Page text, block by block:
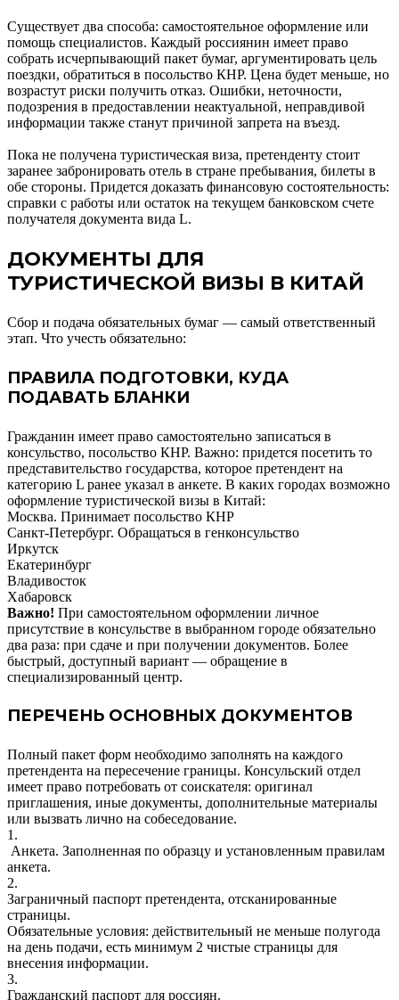
Существует два способа: самостоятельное оформление или
помощь специалистов. Каждый россиянин имеет право
собрать исчерпывающий пакет бумаг, аргументировать цель
поездки, обратиться в посольство КНР. Цена будет меньше, но
возрастут риски получить отказ. Ошибки, неточности,
подозрения в предоставлении неактуальной, неправдивой
информации также станут причиной запрета на въезд.
Пока не получена туристическая виза, претенденту стоит
заранее забронировать отель в стране пребывания, билеты в
обе стороны. Придется доказать финансовую состоятельность:
справки с работы или остаток на текущем банковском счете
получателя документа вида L.
ДОКУМЕНТЫ ДЛЯ
ТУРИСТИЧЕСКОЙ ВИЗЫ В КИТАЙ
Сбор и подача обязательных бумаг — самый ответственный
этап. Что учесть обязательно:
ПРАВИЛА ПОДГОТОВКИ, КУДА
ПОДАВАТЬ БЛАНКИ
Гражданин имеет право самостоятельно записаться в
консульство, посольство КНР. Важно: придется посетить то
представительство государства, которое претендент на
категорию L ранее указал в анкете. В каких городах возможно
оформление туристической визы в Китай:
Москва. Принимает посольство КНР
Санкт-Петербург. Обращаться в генконсульство
Иркутск
Екатеринбург
Владивосток
Хабаровск
Важно! При самостоятельном оформлении личное
присутствие в консульстве в выбранном городе обязательно
два раза: при сдаче и при получении документов. Более
быстрый, доступный вариант — обращение в
специализированный центр.
ПЕРЕЧЕНЬ ОСНОВНЫХ ДОКУМЕНТОВ
Полный пакет форм необходимо заполнять на каждого
претендента на пересечение границы. Консульский отдел
имеет право потребовать от соискателя: оригинал
приглашения, иные документы, дополнительные материалы
или вызвать лично на собеседование.
1.
Анкета. Заполненная по образцу и установленным правилам
анкета.
2.
Заграничный паспорт претендента, отсканированные
страницы.
Обязательные условия: действительный не меньше полугода
на день подачи, есть минимум 2 чистые страницы для
внесения информации.
3.
Гражданский паспорт для россиян.